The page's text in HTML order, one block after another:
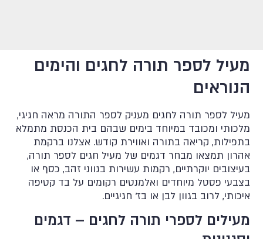
מעיל לספר תורה לחגים – אבינו מלכנו
MC151